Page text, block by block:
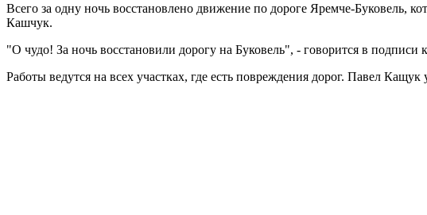
Всего за одну ночь восстановлено движение по дороге Яремче-Буковель,
Кашчук.
"О чудо! За ночь восстановили дорогу на Буковель", - говорится в подписи
Работы ведутся на всех участках, где есть повреждения дорог. Павел